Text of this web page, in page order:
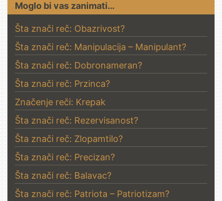
Moglo bi vas zanimati…
Šta znači reč: Obazrivost?
Šta znači reč: Manipulacija – Manipulant?
Šta znači reč: Dobronameran?
Šta znači reč: Przinca?
Značenje reči: Krepak
Šta znači reč: Rezervisanost?
Šta znači reč: Zlopamtilo?
Šta znači reč: Precizan?
Šta znači reč: Balavac?
Šta znači reč: Patriota – Patriotizam?